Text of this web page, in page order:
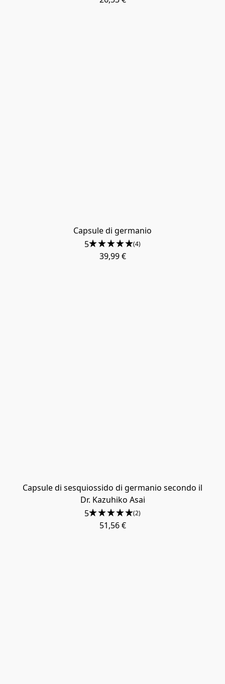
Capsule di germanio
5
(4)
39,99 €
Capsule di sesquiossido di germanio secondo il
Dr. Kazuhiko Asai
5
(2)
51,56 €